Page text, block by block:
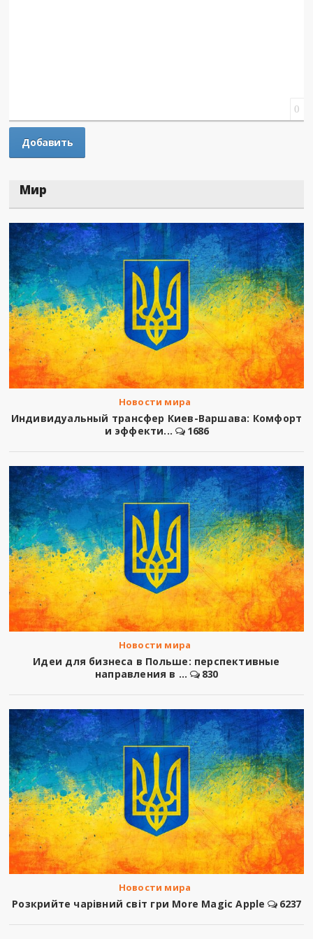
0
Мир
Новости мира
Индивидуальный трансфер Киев-Варшава: Комфорт
и эффекти...
1686
Новости мира
Идеи для бизнеса в Польше: перспективные
направления в ...
830
Новости мира
Розкрийте чарівний світ гри More Magic Apple 6237